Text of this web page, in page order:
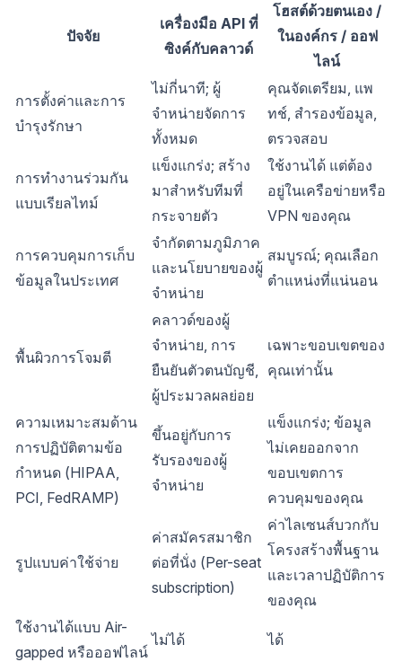
ปัจจัย
เครื่องมือ API ที่
ซิงค์กับคลาวด์
โฮสต์ด้วยตนเอง /
ในองค์กร / ออฟ
ไลน์
การตั้งค่าและการ
บำรุงรักษา
ไม่กี่นาที; ผู้
จำหน่ายจัดการ
ทั้งหมด
คุณจัดเตรียม, แพ
ทช์, สำรองข้อมูล,
ตรวจสอบ
การทำงานร่วมกัน
แบบเรียลไทม์
แข็งแกร่ง; สร้าง
มาสำหรับทีมที่
กระจายตัว
ใช้งานได้ แต่ต้อง
อยู่ในเครือข่ายหรือ
VPN ของคุณ
การควบคุมการเก็บ
ข้อมูลในประเทศ
จำกัดตามภูมิภาค
และนโยบายของผู้
จำหน่าย
สมบูรณ์; คุณเลือก
ตำแหน่งที่แน่นอน
พื้นผิวการโจมตี
คลาวด์ของผู้
จำหน่าย, การ
ยืนยันตัวตนบัญชี,
ผู้ประมวลผลย่อย
เฉพาะขอบเขตของ
คุณเท่านั้น
ความเหมาะสมด้าน
การปฏิบัติตามข้อ
กำหนด (HIPAA,
PCI, FedRAMP)
ขึ้นอยู่กับการ
รับรองของผู้
จำหน่าย
แข็งแกร่ง; ข้อมูล
ไม่เคยออกจาก
ขอบเขตการ
ควบคุมของคุณ
รูปแบบค่าใช้จ่าย
ค่าสมัครสมาชิก
ต่อที่นั่ง (Per-seat
subscription)
ค่าไลเซนส์บวกกับ
โครงสร้างพื้นฐาน
และเวลาปฏิบัติการ
ของคุณ
ใช้งานได้แบบ Air-
gapped หรือออฟไลน์
ไม่ได้ ได้